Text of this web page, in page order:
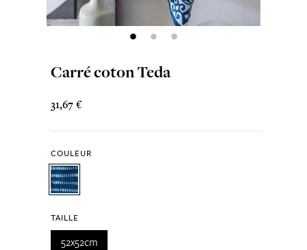
Carré coton Teda
31,67 €
COULEUR
TAILLE
52x52cm